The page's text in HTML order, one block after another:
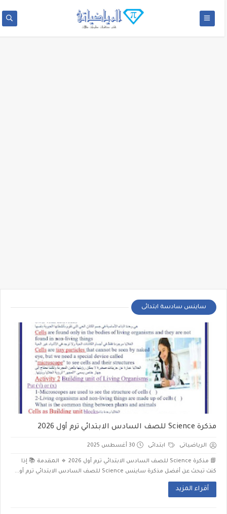
ساينس سادسة ابتدائى
مذكرة Science للصف السادس الابتدائي ترم أول 2026
الرياضياتى ابتدائى 30 أغسطس 2025
📘 مذكرة Science للصف السادس الابتدائي ترم أول 2026 🔹 المقدمة 📚 إذا
كنت تبحث عن أفضل مذكرة ساينس Science للصف السادس الابتدائي ترم أو...
أقراء المزيد